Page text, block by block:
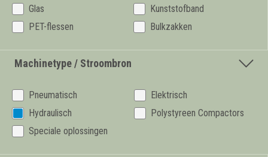
Glas
Kunststofband
PET-flessen
Bulkzakken
Machinetype / Stroombron
Pneumatisch
Elektrisch
Hydraulisch
Polystyreen Compactors
Speciale oplossingen